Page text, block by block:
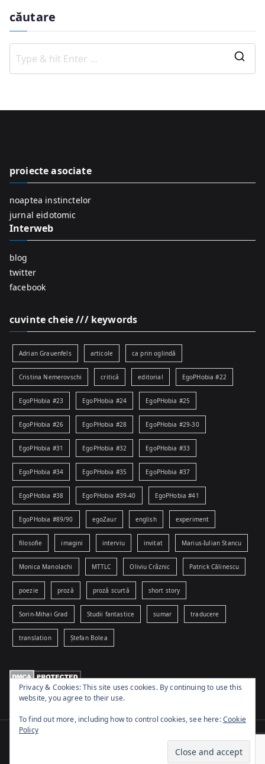
căutare
o
proiecte asociate
noaptea instinctelor
jurnal eidotomic
Interweb
blog
twitter
facebook
cuvinte cheie /// keywords
Adrian Grauenfels articole ca prin oglindă
Cristina Nemerovschi critică editorial EgoPHobia #22
EgoPHobia #23 EgoPHobia #24 EgoPHobia #25
EgoPHobia #26 EgoPHobia #28 EgoPHobia #29-30
EgoPHobia #31 EgoPHobia #32 EgoPHobia #33
EgoPHobia #34 EgoPHobia #35 EgoPHobia #37
EgoPHobia #38 EgoPHobia #39-40 EgoPHobia #41
EgoPHobia #89/90 egoZaur english experiment
filosofie imagini interviu invitat Marius-Iulian Stancu
Monica Manolachi MTTLC Oliviu Crâznic Patrick Călinescu
poezie proză proză scurtă short story
Sorin-Mihai Grad Studii fantastice sumar traducere
translation Ștefan Bolea
. Powered byZakraand
Privacy & Cookies: This site uses cookies. By continuing to use this
website, you agree to their use.
To find out more, including how to control cookies, see here:Cookie
Policy